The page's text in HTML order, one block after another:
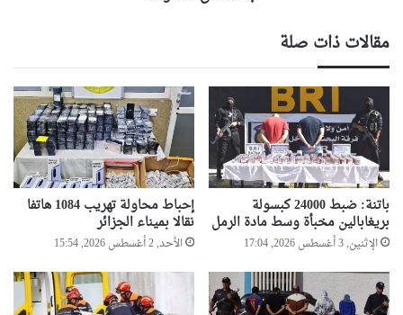
مقالات ذات صلة
باتنة: ضبط 24000 كبسولة
بريغابالين مخبأة وسط مادة الرمل
الإثنين, 3 أغسطس 2026, 17:04
إحباط محاولة تهريب 1084 هاتفا
نقالا بميناء الجزائر
الأحد, 2 أغسطس 2026, 15:54